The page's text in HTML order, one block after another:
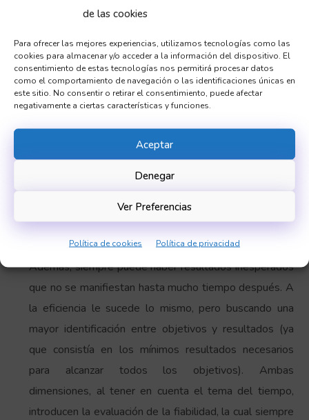
de las cookies
Para ofrecer las mejores experiencias, utilizamos tecnologías como las
cookies para almacenar y/o acceder a la información del dispositivo. El
consentimiento de estas tecnologías nos permitirá procesar datos
como el comportamiento de navegación o las identificaciones únicas en
este sitio. No consentir o retirar el consentimiento, puede afectar
negativamente a ciertas características y funciones.
Aceptar
Denegar
Ver Preferencias
Política de cookies Política de privacidad
evaluación interna, generalmente, es un balance entre
la energía que se usa y la que se genera. No obstante,
también puede haber una dimensión de rendimiento
económico que contemple los beneficios de las
tecnologías (y no solamente en términos monetarios).
en la interna. La evaluación interna de la eficacia
consiste en comprobar si los resultados incluyen la
mayor parte de los objetivos. La cuestión es que los
objetivos se ponen arbitrariamente, vienen desde
fuera, del mismo modo que los resultados van a afectar
a muchas más dimensiones de las que pretenden.
Además, siempre puede haber resultados inesperados
que no se manifiestan hasta mucho tiempo después. A
la eficiencia le sucede lo mismo, pero buscando una
mayor identificación entre objetivos y resultados (ya
que consistía en los mínimos resultados necesarios
para alcanzar todos los objetivos). Ambas
dimensiones, al tener en cuenta el tema del tiempo,
introducen la evaluación de la fiabilidad, la cual siempre